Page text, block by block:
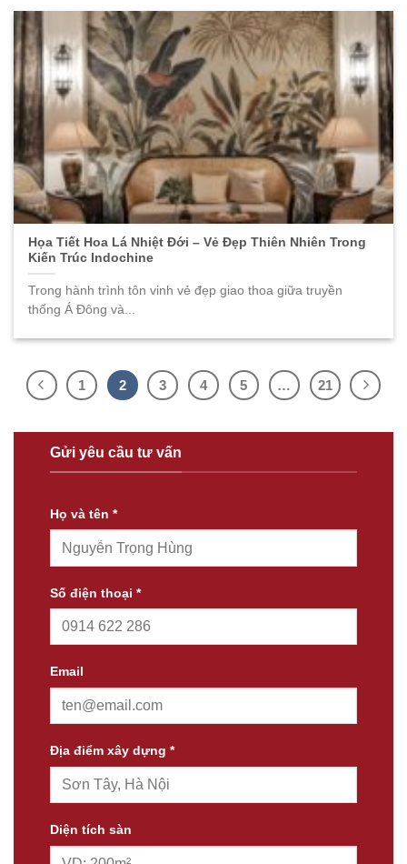
Họa Tiết Hoa Lá Nhiệt Đới – Vẻ Đẹp Thiên Nhiên Trong
Kiến Trúc Indochine
Trong hành trình tôn vinh vẻ đẹp giao thoa giữa truyền
thống Á Đông và...
1 2 3 4 5 … 21
Gửi yêu cầu tư vấn
Họ và tên *
Số điện thoại *
Email
Địa điểm xây dựng *
Diện tích sàn